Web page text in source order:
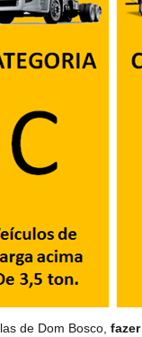
de Dom Bosco,